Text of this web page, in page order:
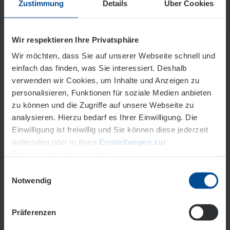
Zustimmung Details Über Cookies
Wir respektieren Ihre Privatsphäre
Wir möchten, dass Sie auf unserer Webseite schnell und
einfach das finden, was Sie interessiert. Deshalb
verwenden wir Cookies, um Inhalte und Anzeigen zu
personalisieren, Funktionen für soziale Medien anbieten
zu können und die Zugriffe auf unsere Webseite zu
analysieren. Hierzu bedarf es Ihrer Einwilligung. Die
Einwilligung ist freiwillig und Sie können diese jederzeit
widerrufen oder in Ihren Einstellungen zur
Datenschutz
Notwendig
Präferenzen
Gasanbieter wechseln. Die Vertragsbindung in Ihrem
der Wechsel für Sie möglichst unkompliziert abläuft,
übernehmen wir für Sie gerne alle Formalitäten und
prüfen, ab wann ein Wechsel möglich ist.
Preiserhöhung
Bei einer Preiserhöhung Ihres aktuellen
Gasanbieters haben Sie ein vierwöchiges
Service
Sie interessieren sich fürs Energiesparen, für Fördermittel
wünschen eine individuelle Beratung? Wir sind bei allen